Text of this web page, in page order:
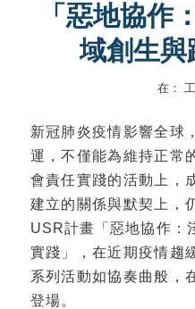
「惡地協作
域創生與
在：
新冠肺炎疫情影響全球
運，不僅能為維持正常
會責任實踐的活動上，
建立的關係與默契上，
USR計畫「惡地協作：
實踐」，在近期疫情趨
系列活動如協奏曲般，
登場。